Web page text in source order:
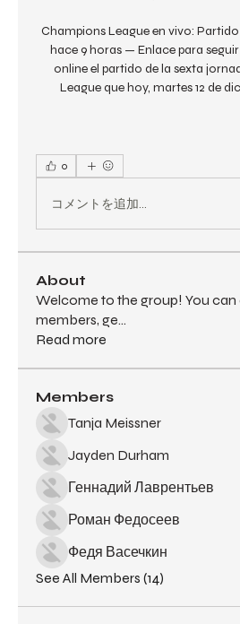
Champions League en vivo:
hace 9 horas — Enlace para
online el partido de la sexta
League que hoy, martes 12 de
0
コメントを追加…
About
Welcome to the group! You
members, ge...
Read more
Members
Tanja Meissner
Jayden Durham
Геннадий Лаврентьев
Роман Федосеев
Федя Васечкин
See All Members (14)